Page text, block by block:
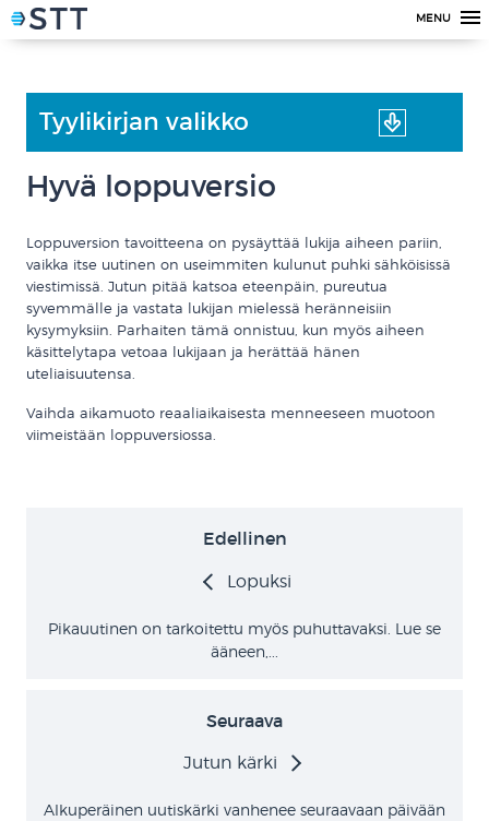
MENU
Tyylikirjan valikko
Hyvä loppuversio
Loppuversion tavoitteena on pysäyttää lukija aiheen pariin,
vaikka itse uutinen on useimmiten kulunut puhki sähköisissä
viestimissä. Jutun pitää katsoa eteenpäin, pureutua
syvemmälle ja vastata lukijan mielessä heränneisiin
kysymyksiin. Parhaiten tämä onnistuu, kun myös aiheen
käsittelytapa vetoaa lukijaan ja herättää hänen
uteliaisuutensa.
Vaihda aikamuoto reaaliaikaisesta menneeseen muotoon
viimeistään loppuversiossa.
Edellinen
Lopuksi
Pikauutinen on tarkoitettu myös puhuttavaksi. Lue se
ääneen,...
Seuraava
Jutun kärki
Alkuperäinen uutiskärki vanhenee seuraavaan päivään